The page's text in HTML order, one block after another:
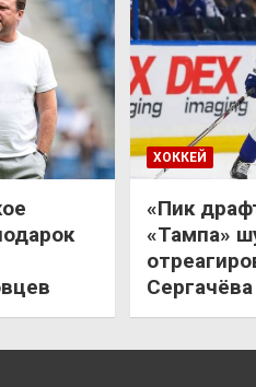
ХОККЕЙ
«Пик
«Тампа»